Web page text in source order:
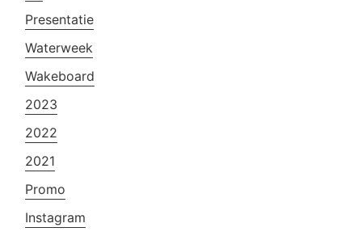
Presentatie
Waterweek
Wakeboard
2023
2022
2021
Promo
Instagram